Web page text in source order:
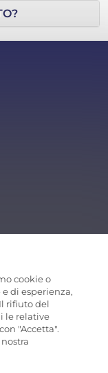
cookie o
di esperienza,
rifiuto del
le relative
"Accetta".